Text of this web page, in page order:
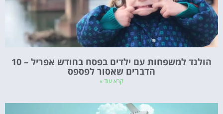
הולנד למשפחות עם ילדים בפסח בחודש אפריל – 10
הדברים שאסור לפספס
קרא עוד »